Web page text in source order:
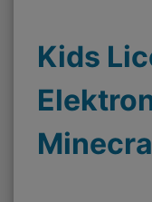
Kids